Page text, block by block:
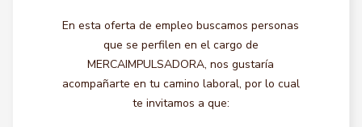
En esta oferta de empleo buscamos personas
que se perfilen en el cargo de
MERCAIMPULSADORA, nos gustaría
acompañarte en tu camino laboral, por lo cual
te invitamos a que: